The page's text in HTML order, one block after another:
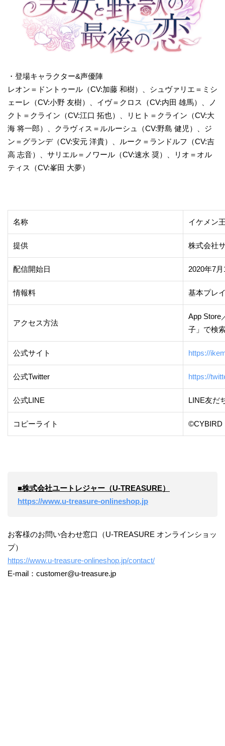
・登場キャラクター&声優陣
レオン＝ドントゥール（CV:加藤 和樹）、シュヴァリエ＝ミシ
ェーレ（CV:小野 友樹）、イヴ＝クロス（CV:内田 雄馬）、ノ
クト＝クライン（CV:江口 拓也）、リヒト＝クライン（CV:大
海 将一郎）、クラヴィス＝ルルーシュ（CV:野島 健児）、ジ
ン＝グランデ（CV:安元 洋貴）、ルーク＝ランドルフ（CV:吉
高 志音）、サリエル＝ノワール（CV:速水 奨）、リオ＝オル
ティス（CV:峯田 大夢）
名称 イケメン
提供 株式会社
配信開始日 2020年7
情報料 基本プレ
アクセス方法
App Store
子」で検
公式サイト https://
公式Twitter https://
公式LINE LINE友だ
コピーライト ©CYBIRD
■株式会社ユートレジャー（U-TREASURE）
https://www.u-treasure-onlineshop.jp
お客様のお問い合わせ窓口（U-TREASURE オンラインショッ
プ）
https://www.u-treasure-onlineshop.jp/contact/
E-mail：customer@u-treasure.jp